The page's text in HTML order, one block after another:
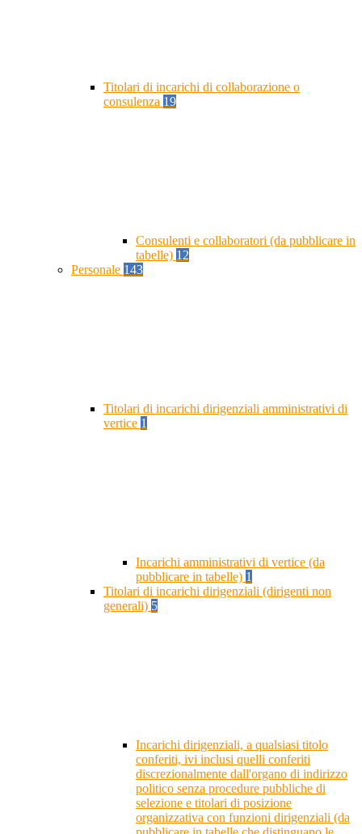
Titolari di incarichi di collaborazione o
consulenza 19
Consulenti e collaboratori (da pubblicare in
tabelle) 12
Personale 143
Titolari di incarichi dirigenziali amministrativi di
vertice 1
Incarichi amministrativi di vertice (da
pubblicare in tabelle) 1
Titolari di incarichi dirigenziali (dirigenti non
generali) 5
Incarichi dirigenziali, a qualsiasi titolo
conferiti, ivi inclusi quelli conferiti
discrezionalmente dall'organo di indirizzo
politico senza procedure pubbliche di
selezione e titolari di posizione
organizzativa con funzioni dirigenziali (da